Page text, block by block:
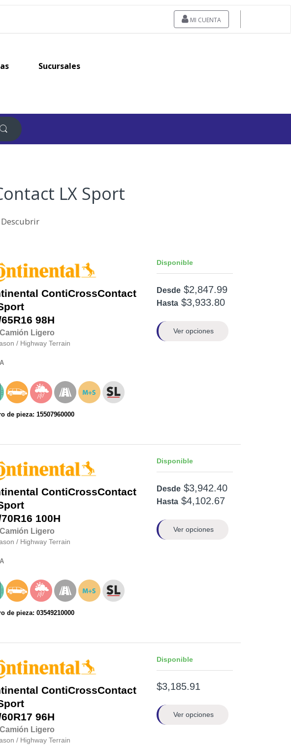
MI CUENTA
Sucursales
LX Sport
Descubrir
ContiCrossContact
98H
Ligero
/ Highway Terrain
de pieza: 15507960000
Disponible
Desde $2,847.99
Hasta $3,933.80
Ver opciones
ContiCrossContact
100H
Ligero
/ Highway Terrain
de pieza: 03549210000
Disponible
Desde $3,942.40
Hasta $4,102.67
Ver opciones
ContiCrossContact
96H
Ligero
/ Highway Terrain
Disponible
$3,185.91
Ver opciones